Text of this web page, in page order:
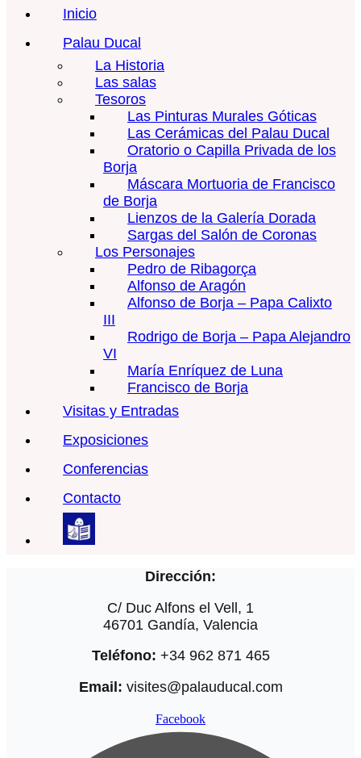
Inicio
Palau Ducal
La Historia
Las salas
Tesoros
Las Pinturas Murales Góticas
Las Cerámicas del Palau Ducal
Oratorio o Capilla Privada de los
Borja
Máscara Mortuoria de Francisco
de Borja
Lienzos de la Galería Dorada
Sargas del Salón de Coronas
Los Personajes
Pedro de Ribagorça
Alfonso de Aragón
Alfonso de Borja – Papa Calixto
III
Rodrigo de Borja – Papa Alejandro
VI
María Enríquez de Luna
Francisco de Borja
Visitas y Entradas
Exposiciones
Conferencias
Contacto
Dirección:
C/ Duc Alfons el Vell, 1
46701 Gandía, Valencia
Teléfono: +34 962 871 465
Email: visites@palauducal.com
Facebook